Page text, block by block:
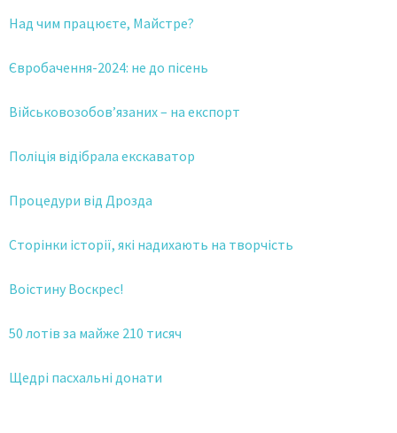
Над чим працюєте, Майстре?
Євробачення-2024: не до пісень
Військовозобов’язаних – на експорт
Поліція відібрала екскаватор
Процедури від Дрозда
Сторінки історії, які надихають на творчість
Воістину Воскрес!
50 лотів за майже 210 тисяч
Щедрі пасхальні донати